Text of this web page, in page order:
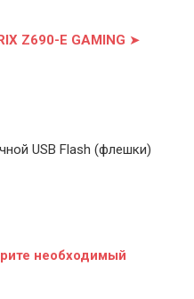
Z690-E GAMING ➤
USB Flash (флешки)
необходимый